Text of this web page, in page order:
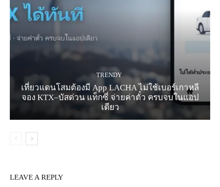
TRENDY
เที่ยวแดนโสมต้องมี App LACHA ไม่ใช้เบอร์เกาหลี
จอง KTX–บัสด่วน แท็กซี่ จ่ายค่าตั๋ว ครบจบในแอป
เดียว
LEAVE A REPLY